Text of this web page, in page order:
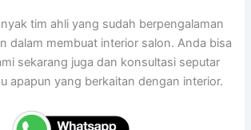
tim ahli yang sudah berpengalaman
dalam membuat interior salon. Anda bisa
sekarang juga dan konsultasi seputar
apapun yang berkaitan dengan interior.